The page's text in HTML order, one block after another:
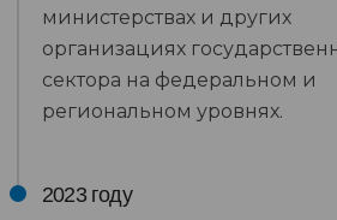
министерствах и других
организациях
сектора на федеральном и
региональном уровнях.
2023 году